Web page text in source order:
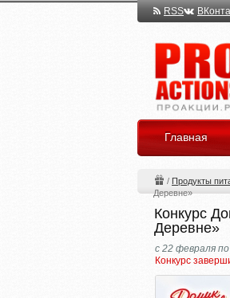
RSS
Главная
/ Продукты
Деревне»
Конкурс
Деревне»
с 22 февраля
Конкурс